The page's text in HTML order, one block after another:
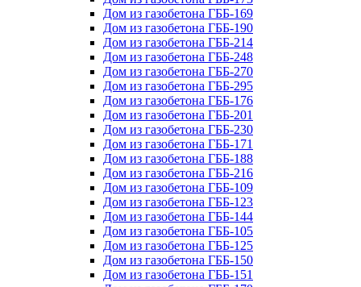
Дом из газобетона ГББ-169
Дом из газобетона ГББ-190
Дом из газобетона ГББ-214
Дом из газобетона ГББ-248
Дом из газобетона ГББ-270
Дом из газобетона ГББ-295
Дом из газобетона ГББ-176
Дом из газобетона ГББ-201
Дом из газобетона ГББ-230
Дом из газобетона ГББ-171
Дом из газобетона ГББ-188
Дом из газобетона ГББ-216
Дом из газобетона ГББ-109
Дом из газобетона ГББ-123
Дом из газобетона ГББ-144
Дом из газобетона ГББ-105
Дом из газобетона ГББ-125
Дом из газобетона ГББ-150
Дом из газобетона ГББ-151